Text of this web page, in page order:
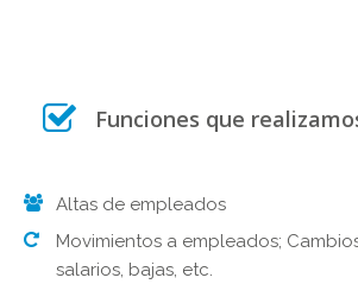
Funciones que
Altas de empleados
Movimientos a empleados;
salarios, bajas, etc.